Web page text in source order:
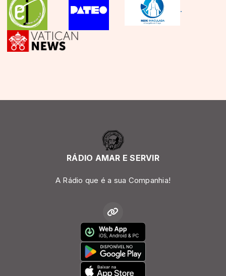
.
RÁDIO AMAR E SERVIR
A Rádio que é a sua Companhia!